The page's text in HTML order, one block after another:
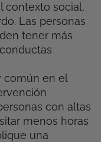
contexto social,
Las personas
tener más
común en el
con altas
menos horas
una